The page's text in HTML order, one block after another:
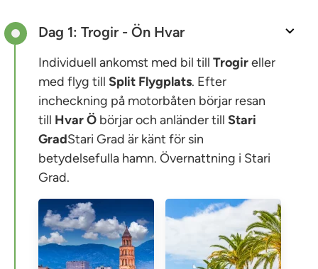
Dag 1: Trogir - Ön Hvar
Individuell ankomst med bil till Trogireller
med flyg till Split Flygplats. Efter
incheckning på motorbåten börjar resan
till HvarÖ börjar och anländer till Stari
GradStari Grad är känt för sin
betydelsefulla hamn. Övernattning i Stari
Grad.